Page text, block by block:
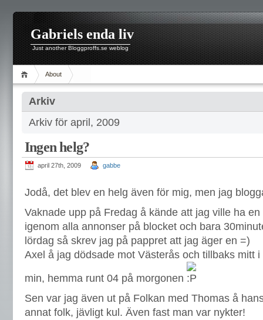
Gabriels enda liv
Just another Bloggproffs.se weblog
About
Arkiv
Arkiv för april, 2009
Ingen helg?
april 27th, 2009 gabbe
Jodå, det blev en helg även för mig, men jag
Vaknade upp på Fredag å kände att jag ville ha
igenom alla annonser på blocket och bara
lördag så skrev jag på pappret att jag äger en =)
Axel å jag dödsade mot Västerås och tillbaks mitt
min, hemma runt 04 på morgonen
Sen var jag även ut på Folkan med Thomas å
annat folk, jävligt kul. Även fast man var nykter!